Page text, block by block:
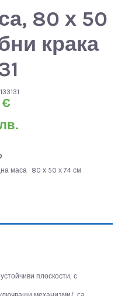
80 х 50
крака
133131
маса 80 х 50 х 74 см
плоскости, с